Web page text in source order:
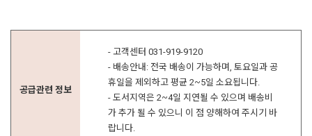
공급관련 정보
- 고객센터 031-919-9120
- 배송안내: 전국 배송이 가능하며, 토요일과 공
휴일을 제외하고 평균 2~5일 소요됩니다.
- 도서지역은 2~4일 지연될 수 있으며 배송비
가 추가 될 수 있으니 이 점 양해하여 주시기 바
랍니다.